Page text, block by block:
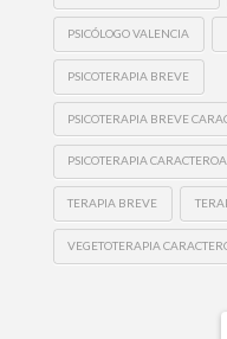
PSICÓLOGO VALENCIA
PSICOTERAPIA BREVE
PSICOTERAPIA BREVE
PSICOTERAPIA
TERAPIA BREVE
VEGETOTERAPIA